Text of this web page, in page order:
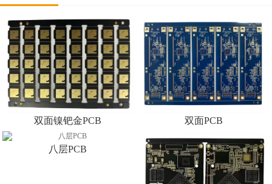
双面镍钯金PCB 双面PCB
八层PCB